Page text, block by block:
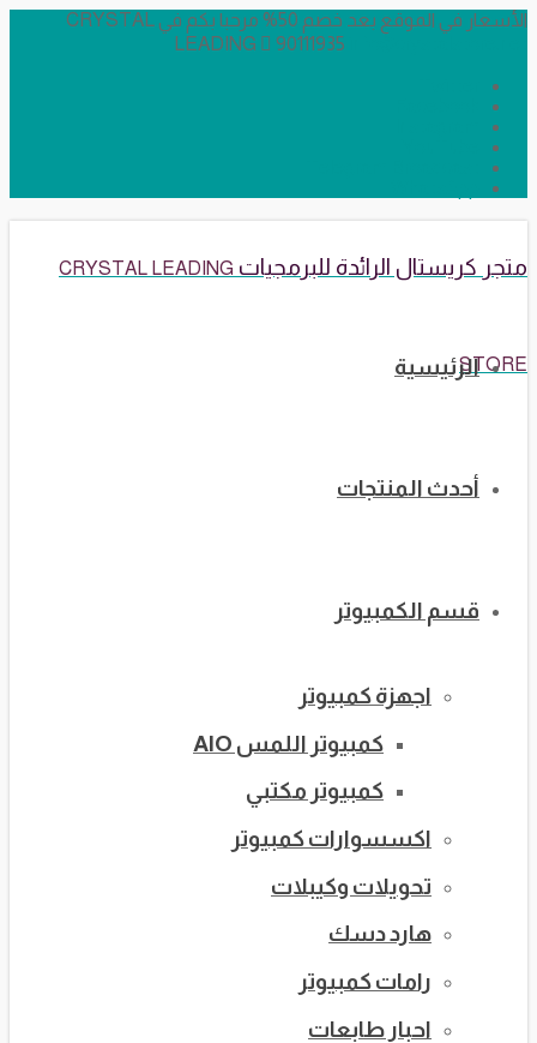
الأسعار في الموقع بعد خصم 50% مرحبا بكم في CRYSTAL
LEADING
90111935
متجر كريستال الرائدة للبرمجيات CRYSTAL LEADING
STOREالرئيسية
أحدث المنتجات
قسم الكمبيوتر
اجهزة كمبيوتر
كمبيوتر اللمس AIO
كمبيوتر مكتبي
اكسسوارات كمبيوتر
تحويلات وكيبلات
هارد دسك
رامات كمبيوتر
احبار طابعات